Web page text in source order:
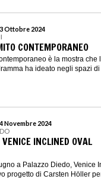
Ottobre 2024
CONTEMPORANEO
è la mostra che
ha ideato negli spazi di
Novembre 2024
INCLINED OVAL
a Palazzo Diedo, Venice
progetto di Carsten Höller